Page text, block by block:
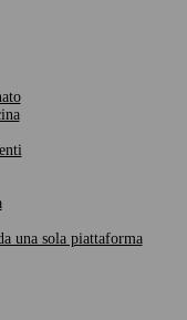
una sola piattaforma